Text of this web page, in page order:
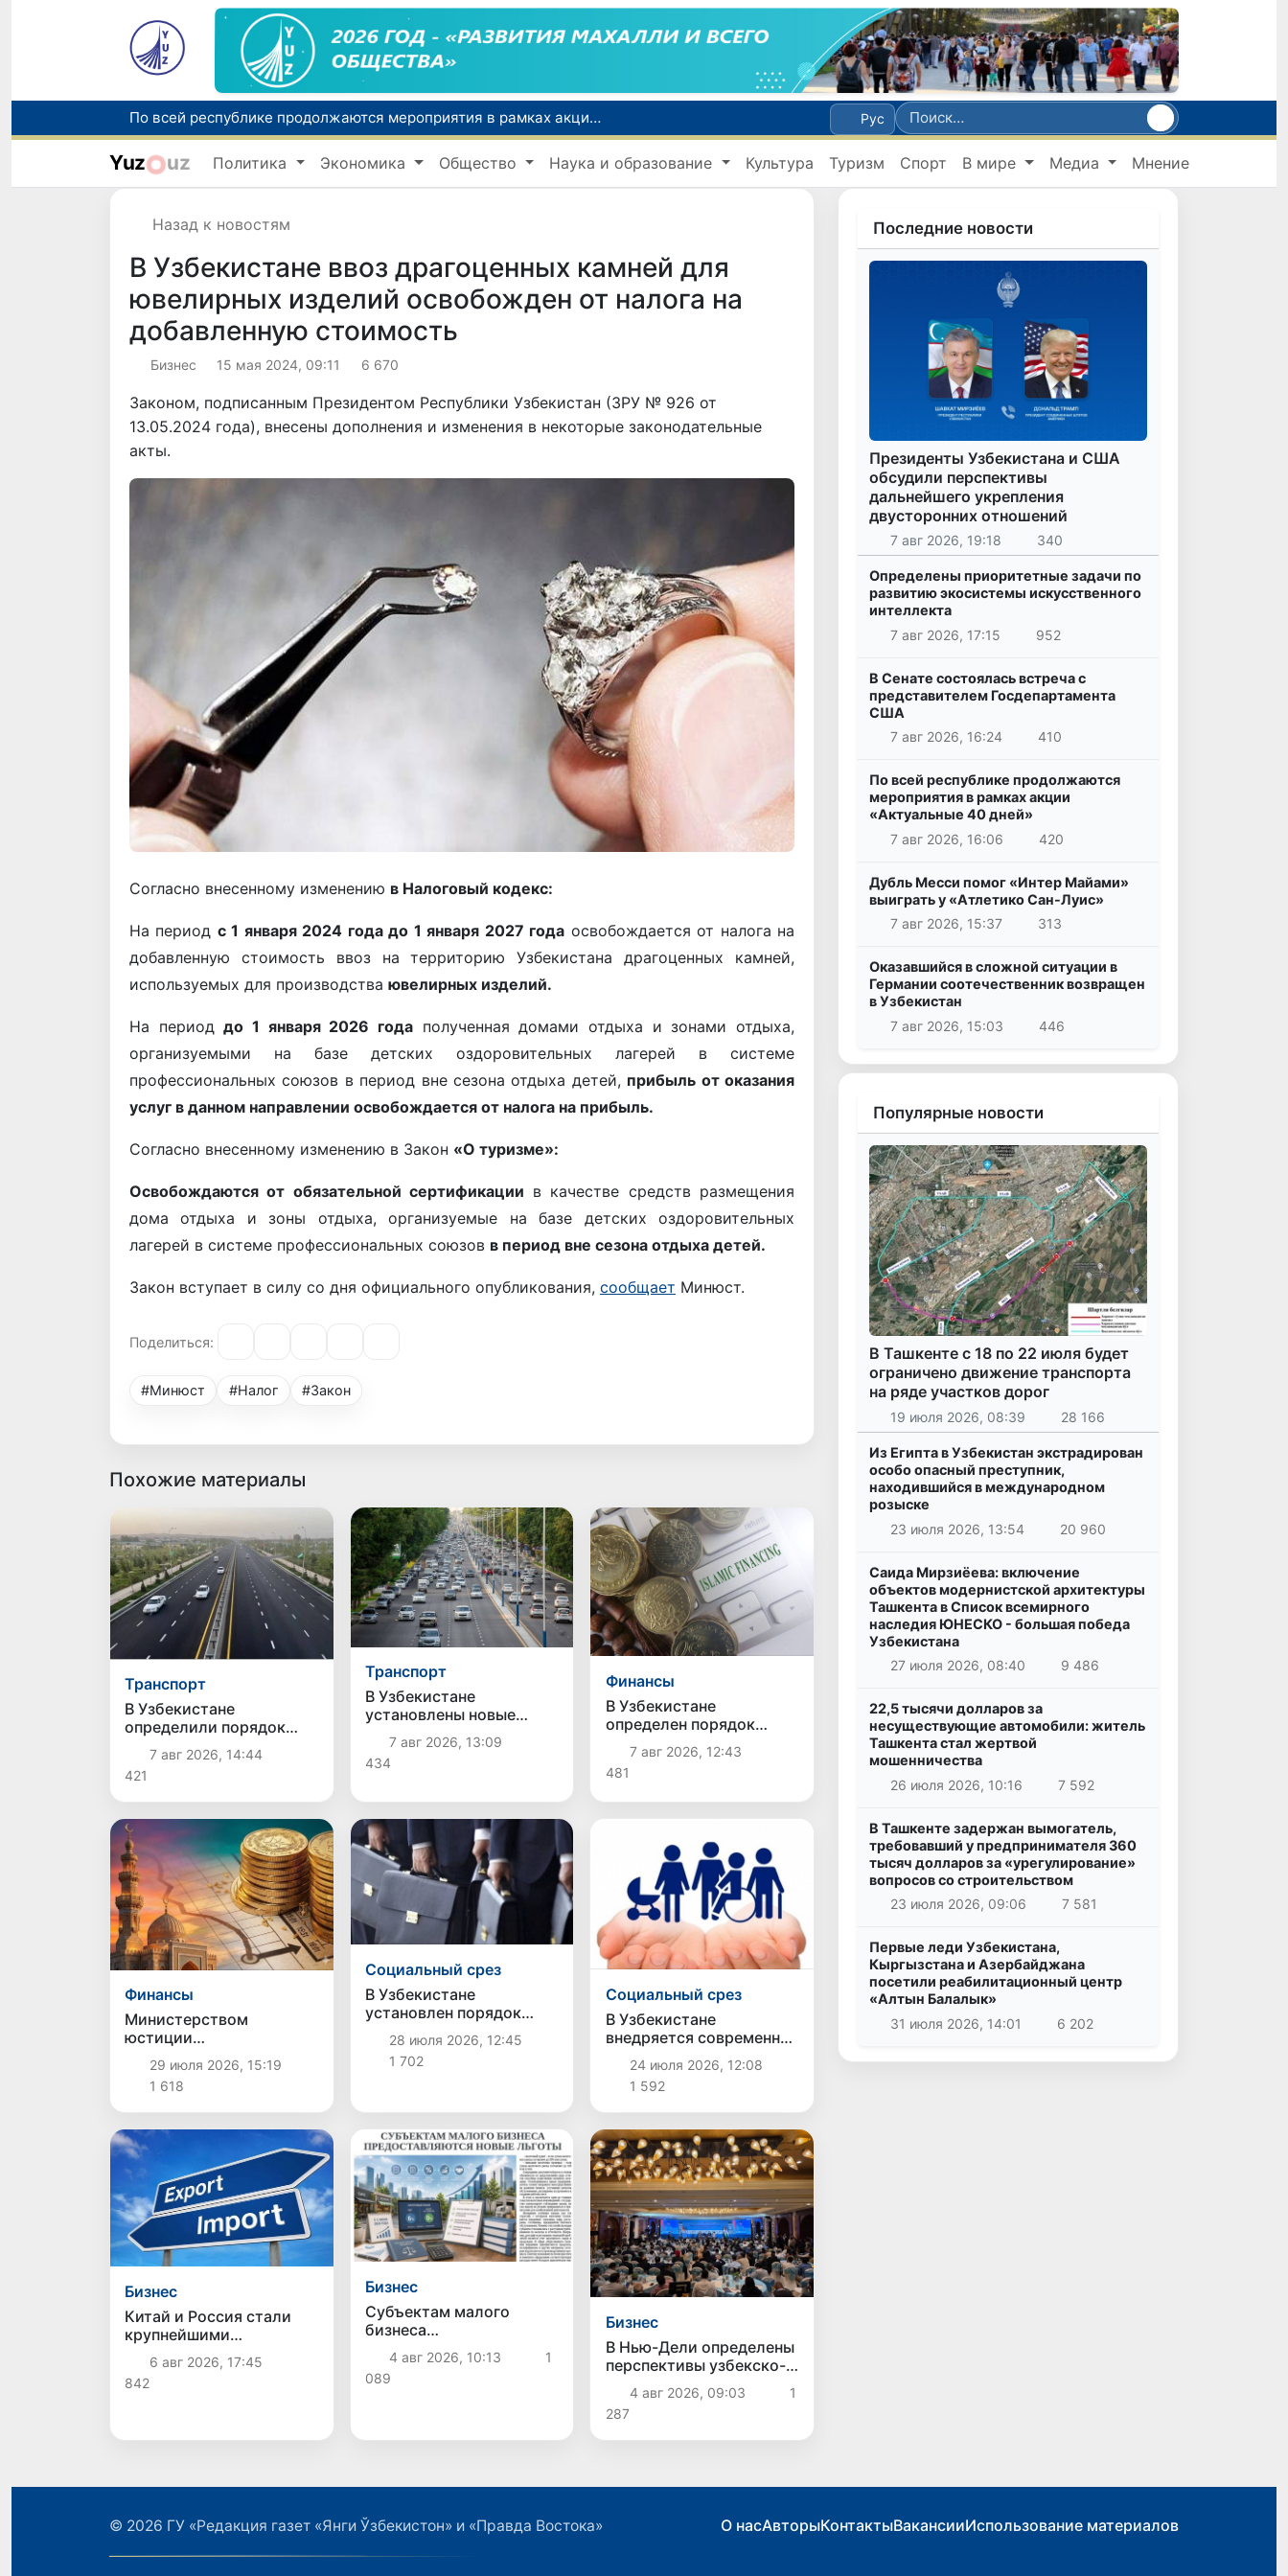
По всей республике продолжаются мероприятия в рамках акции «Актуальные 40 дней»
Оказавшийся в сложной ситуации в Германии соотечественник возвращен в Узбекистан
В Узбекистане определили порядок создания и эксплуатации платных автодорог
Рус
Yuz uz Политика Экономика Общество Наука и образование Культура Туризм Спорт В мире Медиа Мнение
Назад к новостям
В Узбекистане ввоз драгоценных камней для
ювелирных изделий освобожден от налога на
добавленную стоимость
Бизнес 15 мая 2024, 09:11 6 670
Законом, подписанным Президентом Республики Узбекистан (ЗРУ № 926 от
13.05.2024 года), внесены дополнения и изменения в некоторые законодательные
акты.
Согласно внесенному изменению в Налоговый кодекс:
На период с 1 января 2024 года до 1 января 2027 года освобождается от налога на
добавленную стоимость ввоз на территорию Узбекистана драгоценных камней,
используемых для производства ювелирных изделий.
На периоддо 1 января 2026 года полученная домами отдыха и зонами отдыха,
организуемыми на базе детских оздоровительных лагерей в системе
профессиональных союзов в период вне сезона отдыха детей, прибыль от оказания
услуг в данном направлении освобождается от налога на прибыль.
Согласно внесенному изменению в Закон «О туризме»:
Освобождаются от обязательной сертификации в качестве средств размещения
дома отдыха и зоны отдыха, организуемые на базе детских оздоровительных
лагерей в системе профессиональных союзов в период вне сезона отдыха детей.
Закон вступает в силу со дня официального опубликования, сообщает Минюст.
Поделиться:
#Минюст #Налог #Закон
Похожие материалы
Транспорт
В Узбекистане
определили порядок
создания и
эксплуатации платных
автодорог
7 авг 2026, 14:44
421
Транспорт
В Узбекистане
установлены новые
правила классификации
и использования
автомобильных дорог
7 авг 2026, 13:09
434
Финансы
В Узбекистане
определен порядок
перехода банков и МФО
на исламскую
банковскую
7 авг 2026, 12:43
481
Финансы
Министерством
юстиции
зарегистрированы
нормативные акты,
регулирующие
деятельность исламских
банков в Узбекистане
29 июля 2026, 15:19
1 618
Социальный срез
В Узбекистане
установлен порядок
возмещения ущерба,
причиненного
незаконными решениями
28 июля 2026, 12:45
1 702
Социальный срез
В Узбекистане
внедряется современная
система социальной
работы
24 июля 2026, 12:08
1 592
Бизнес
Китай и Россия стали
крупнейшими
торговыми партнерами
Узбекистана в первом
полугодии 2026 года
6 авг 2026, 17:45
842
Бизнес
Субъектам малого
бизнеса
предоставляются новые
льготы
4 авг 2026, 10:13
1
089
Бизнес
В Нью-Дели определены
перспективы узбекско-
индийского делового
партнерства
4 авг 2026, 09:03
1
287
Последние новости
Президенты Узбекистана и США
обсудили перспективы
дальнейшего укрепления
двусторонних отношений
7 авг 2026, 19:18 340
Определены приоритетные задачи по
развитию экосистемы искусственного
интеллекта
7 авг 2026, 17:15
952
В Сенате состоялась встреча с
представителем Госдепартамента
США
7 авг 2026, 16:24
410
По всей республике продолжаются
мероприятия в рамках акции
«Актуальные 40 дней»
7 авг 2026, 16:06
420
Дубль Месси помог «Интер Майами»
выиграть у «Атлетико Сан-Луис»
7 авг 2026, 15:37
313
Оказавшийся в сложной ситуации в
Германии соотечественник возвращен
в Узбекистан
7 авг 2026, 15:03
446
Популярные новости
В Ташкенте с 18 по 22 июля будет
ограничено движение транспорта
на ряде участков дорог
19 июля 2026, 08:39 28 166
Из Египта в Узбекистан экстрадирован
особо опасный преступник,
находившийся в международном
розыске
23 июля 2026, 13:54
20 960
Саида Мирзиёева: включение
объектов модернистской архитектуры
Ташкента в Список всемирного
наследия ЮНЕСКО - большая победа
Узбекистана
27 июля 2026, 08:40
9 486
22,5 тысячи долларов за
несуществующие автомобили: житель
Ташкента стал жертвой
мошенничества
26 июля 2026, 10:16
7 592
В Ташкенте задержан вымогатель,
требовавший у предпринимателя 360
тысяч долларов за «урегулирование»
вопросов со строительством
23 июля 2026, 09:06
7 581
Первые леди Узбекистана,
Кыргызстана и Азербайджана
посетили реабилитационный центр
«Алтын Балалык»
31 июля 2026, 14:01
6 202
© 2026 ГУ «Редакция газет «Янги Ўзбекистон» и «Правда Востока» О насАвторыКонтактыВакансииИспользование материалов